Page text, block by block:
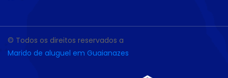
© Todos os direitos reservados a
Marido de aluguel em Guaianazes